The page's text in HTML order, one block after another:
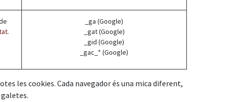
_ga (Google)
_gat (Google)
_gid (Google)
_gac_* (Google)
les cookies. Cada navegador és una mica diferent,